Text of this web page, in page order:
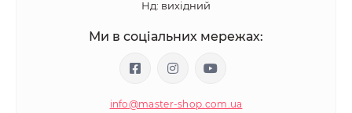
Нд: вихідний
Ми в соціальних мережах:
info@master-shop.com.ua